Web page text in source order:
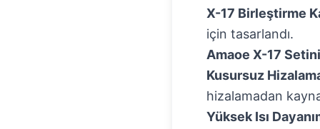
X-17 Birleştirme
için tasarlandı.
Amaoe X-17
Kusursuz
hizalamadan
Yüksek Isı